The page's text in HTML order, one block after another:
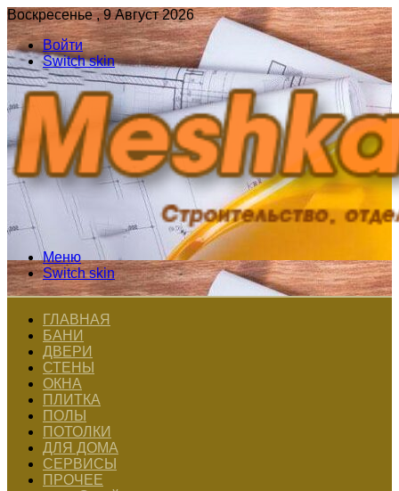
Воскресенье , 9 Август 2026
Войти
Switch skin
Меню
Switch skin
ГЛАВНАЯ
БАНИ
ДВЕРИ
СТЕНЫ
ОКНА
ПЛИТКА
ПОЛЫ
ПОТОЛКИ
ДЛЯ ДОМА
СЕРВИСЫ
ПРОЧЕЕ